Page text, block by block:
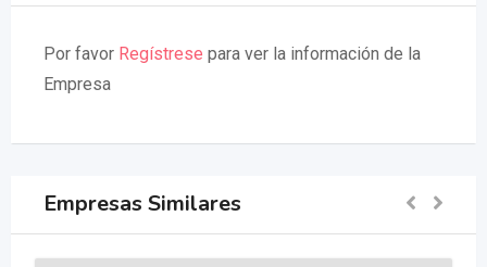
Por favor Regístrese para ver la información de la
Empresa
Empresas Similares